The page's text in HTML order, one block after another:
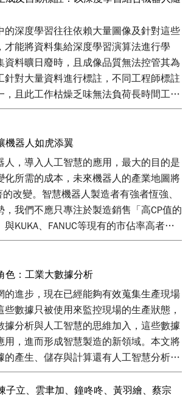
的深度學習往往依賴大量圖像及針對這些
才能將資料集給深度學習演算法進行學
資料曠日廢時，且成像品質無法控管其為
針對大量資料進行標註，不同工程師標註
，且此工作枯燥乏味無法負荷長時間工作
針對上述兩個問題，本技術提出以模擬器
，其中包含工廠配置、料籃、光源及工
樣性生成算法(Domain
，快速產生大量符合物理特性工件隨機堆
場景，以及相關條件控制如：光源種類、
對每一次的場景進行工件遮蔽演算法計
機掉落於料籃後是否有遮蔽現象等，以配
堆疊取料之應用情境。根據每一次場景
存以及自動圖像標註包含：工件多邊型標
、深度圖像取料點標註(Picking Point
儲存位置描述等，其描述檔案符合
法之使用。
機器人如虎添翼
人，導入人工智慧的應用，最大的目的是
化所需的成本，未來機器人的產業地圖將
改變。智慧機器人製造者有強者恆強、
，我們不應只專注於製造銷售「高CP值的
KUKA、FANUC等現有的市佔率高者硬
於以所擁有的機器人製造發展經驗與電資
而運用人工智慧技術讓台灣機器人產品
為未來的優勢產業之一。
色：工業大數據分析
的進步，現在已經能夠有效蒐集生產現場
些數據只被使用來監控現場的生產狀態，
據分析與人工智慧的思維加入，這些數據
用，進而形成智慧製造的新領域。本文將
的產生、儲存與計算還有人工智慧分析進
子立、雲聿加、鐘咚咚、黃羽繪、蔡宗